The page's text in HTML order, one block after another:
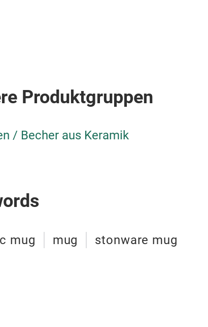
Produktgruppen
/ Becher aus Keramik
mug mug stonware mug